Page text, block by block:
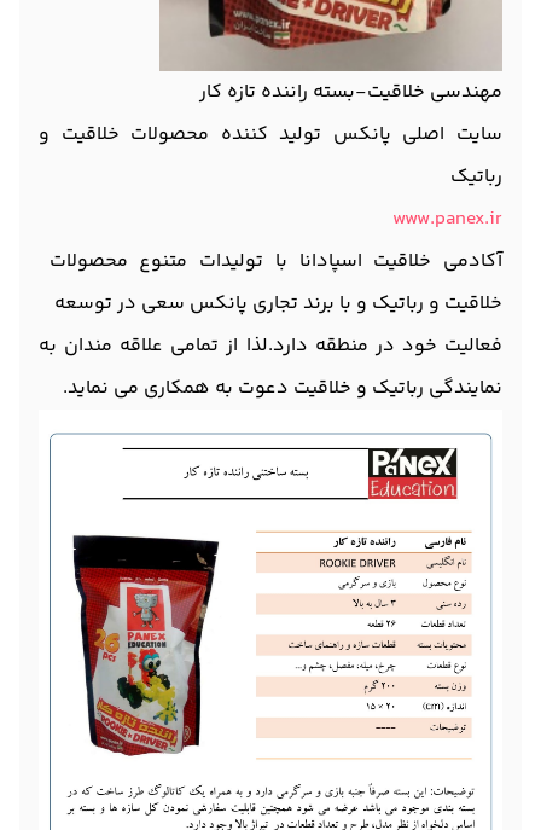
مهندسی خلاقیت-بسته راننده تازه کار
سایت اصلی پانکس تولید کننده محصولات خلاقیت و
رباتیک
www.panex.ir
آکادمی خلاقیت اسپادانا با تولیدات متنوع محصولات
خلاقیت و رباتیک و با برند تجاری پانکس سعی در توسعه
فعالیت خود در منطقه دارد.لذا از تمامی علاقه مندان به
نمایندگی رباتیک و خلاقیت دعوت به همکاری می نماید.